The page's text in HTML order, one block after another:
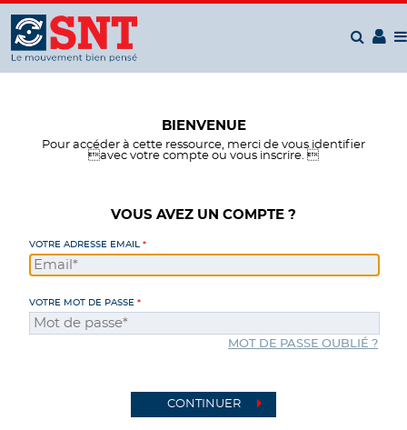
BIENVENUE
Pour accéder à cette ressource, merci de vous identifier
avec votre compte ou vous inscrire. 
VOUS AVEZ UN COMPTE ?
VOTRE ADRESSE EMAIL
VOTRE MOT DE PASSE
MOT DE PASSE OUBLIÉ ?
CONTINUER
Panneau de gestion des cookies